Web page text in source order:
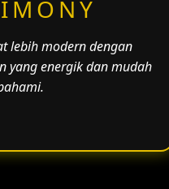
lebih modern dengan
yang energik dan mudah